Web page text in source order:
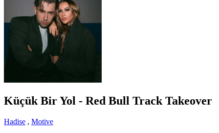
Küçük Bir Yol - Red Bull Track Takeover
Hadise , Motive